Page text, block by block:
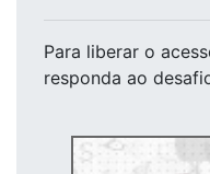
Para liberar o
responda ao